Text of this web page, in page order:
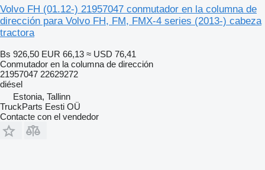
Volvo FH (01.12-) 21957047 conmutador en la columna de
dirección para Volvo FH, FM, FMX-4 series (2013-) cabeza
tractora
Bs 926,50 EUR 66,13 ≈ USD 76,41
Conmutador en la columna de dirección
21957047 22629272
diésel
Estonia, Tallinn
TruckParts Eesti OÜ
Contacte con el vendedor